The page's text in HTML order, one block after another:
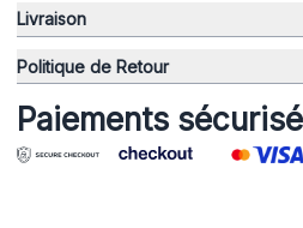
Livraison
Politique de Retour
Paiements